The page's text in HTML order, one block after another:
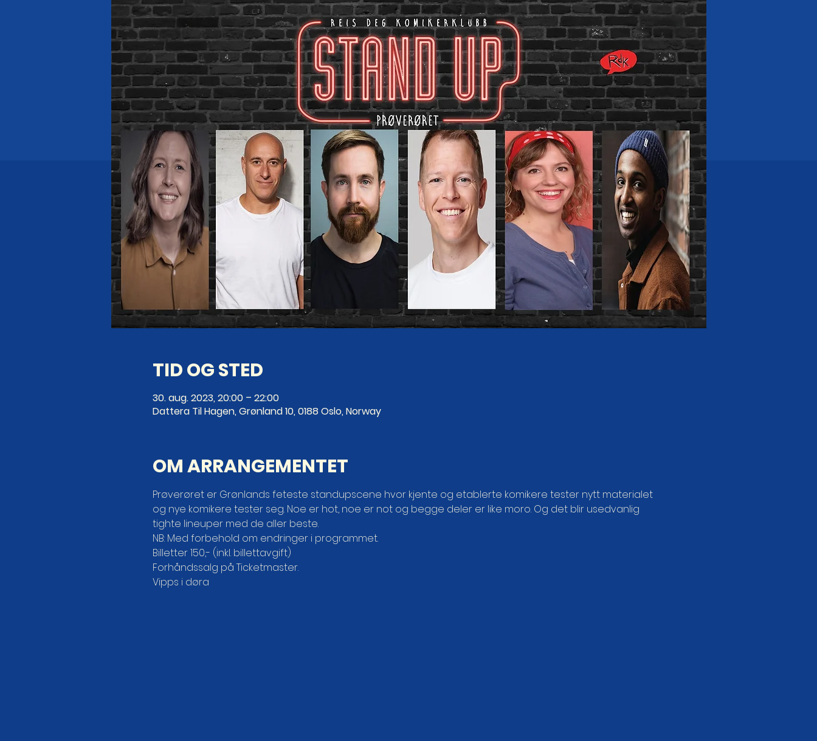
TID OG STED
30. aug. 2023, 20:00 – 22:00
Dattera Til Hagen, Grønland 10, 0188 Oslo, Norway
OM ARRANGEMENTET
Prøverøret er Grønlands feteste standupscene hvor kjente og etablerte komikere tester nytt materialet
og nye komikere tester seg. Noe er hot, noe er not og begge deler er like moro. Og det blir usedvanlig
tighte lineuper med de aller beste.
NB: Med forbehold om endringer i programmet.
Billetter 150,- (inkl. billettavgift)
Forhåndssalg på Ticketmaster.
Vipps i døra